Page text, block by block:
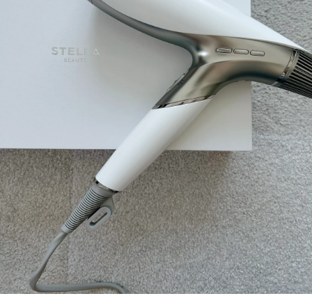
2026年9月号
2026-07-23発売
最新号を試し読み